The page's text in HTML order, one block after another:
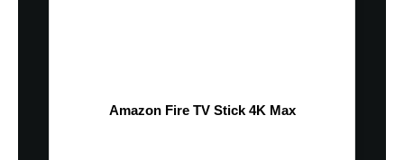
Amazon Fire TV Stick 4K Max